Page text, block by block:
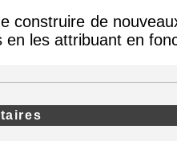
construire de
en les attribuant en